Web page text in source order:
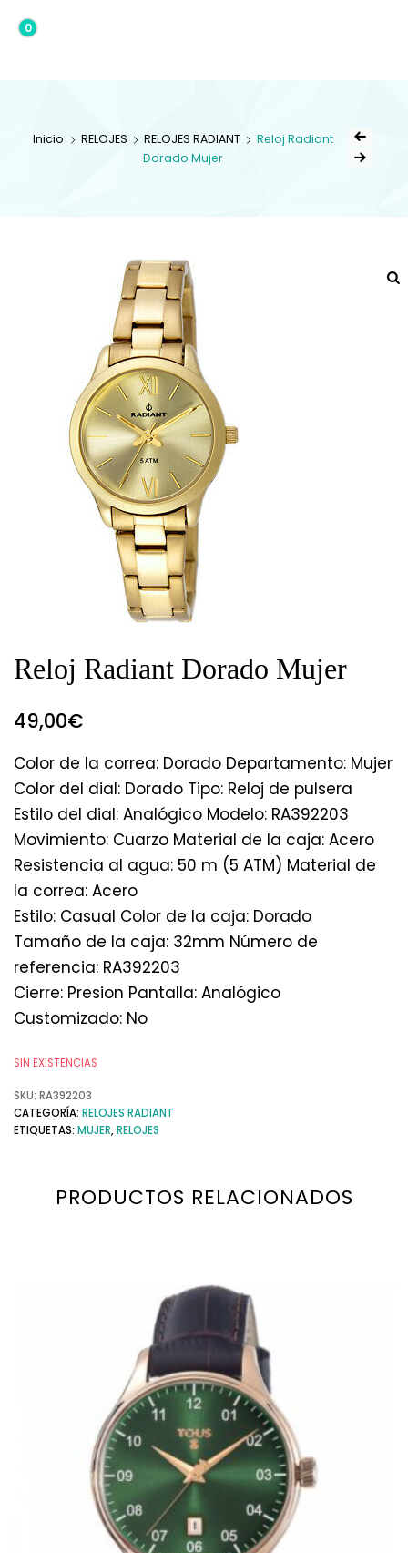
0,00€
0
Inicio RELOJES RELOJES RADIANT
Reloj Radiant
Dorado Mujer
Reloj Radiant Dorado Mujer
49,00€
Color de la correa: Dorado Departamento: Mujer
Color del dial: Dorado Tipo: Reloj de pulsera
Estilo del dial: Analógico Modelo: RA392203
Movimiento: Cuarzo Material de la caja: Acero
Resistencia al agua: 50 m (5 ATM) Material de
la correa: Acero
Estilo: Casual Color de la caja: Dorado
Tamaño de la caja: 32mm Número de
referencia: RA392203
Cierre: Presion Pantalla: Analógico
Customizado: No
SIN EXISTENCIAS
SKU: RA392203
CATEGORÍA: RELOJES RADIANT
ETIQUETAS: MUJER,RELOJES
PRODUCTOS RELACIONADOS